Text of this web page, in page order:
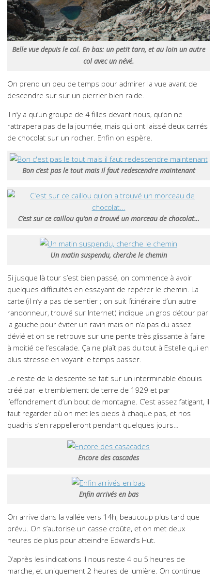
Belle vue depuis le col. En bas: un petit tarn, et au loin un autre
col avec un névé.
On prend un peu de temps pour admirer la vue avant de
descendre sur sur un pierrier bien raide.
Il n’y a qu’un groupe de 4 filles devant nous, qu’on ne
rattrapera pas de la journée, mais qui ont laissé deux carrés
de chocolat sur un rocher. Enfin on espère.
Bon c’est pas le tout mais il faut redescendre maintenant
C’est sur ce caillou qu’on a trouvé un morceau de chocolat…
Un matin suspendu, cherche le chemin
Si jusque là tour s’est bien passé, on commence à avoir
quelques difficultés en essayant de repérer le chemin. La
carte (il n’y a pas de sentier ; on suit l’itinéraire d’un autre
randonneur, trouvé sur Internet) indique un gros détour par
la gauche pour éviter un ravin mais on n’a pas du assez
dévié et on se retrouve sur une pente très glissante à faire
à moitié de l’escalade. Ça ne plaît pas du tout à Estelle qui en
plus stresse en voyant le temps passer.
Le reste de la descente se fait sur un interminable éboulis
créé par le tremblement de terre de 1929 et par
l’effondrement d’un bout de montagne. C’est assez fatigant, il
faut regarder où on met les pieds à chaque pas, et nos
quadris s’en rappelleront pendant quelques jours…
Encore des cascades
Enfin arrivés en bas
On arrive dans la vallée vers 14h, beaucoup plus tard que
prévu. On s’autorise un casse croûte, et on met deux
heures de plus pour atteindre Edward’s Hut.
D’après les indications il nous reste 4 ou 5 heures de
marche, et uniquement 2 heures de lumière. On continue